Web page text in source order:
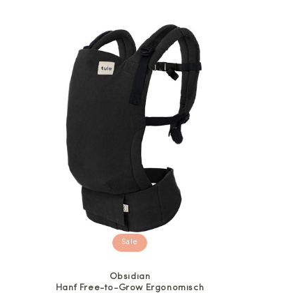
Sale
Obsidian
Hanf Free-to-Grow Ergonomisch